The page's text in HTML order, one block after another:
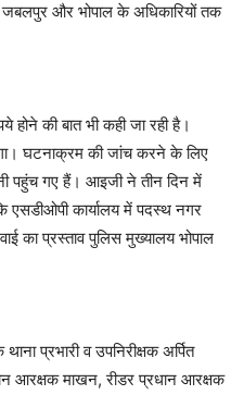
और भोपाल के अधिकारियों तक
की बात भी कही जा रही है।
घटनाक्रम की जांच करने के लिए
पहुंच गए हैं। आइजी ने तीन दिन में
एसडीओपी कार्यालय में पदस्थ नगर
का प्रस्ताव पुलिस मुख्यालय भोपाल
प्रभारी व उपनिरीक्षक अर्पित
आरक्षक माखन, रीडर प्रधान आरक्षक